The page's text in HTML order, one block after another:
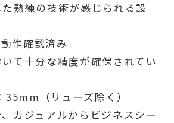
熟練の技術が感じられる設
作確認済み
て十分な精度が確保されてい
35mm（リューズ除く）
カジュアルからビジネスシー